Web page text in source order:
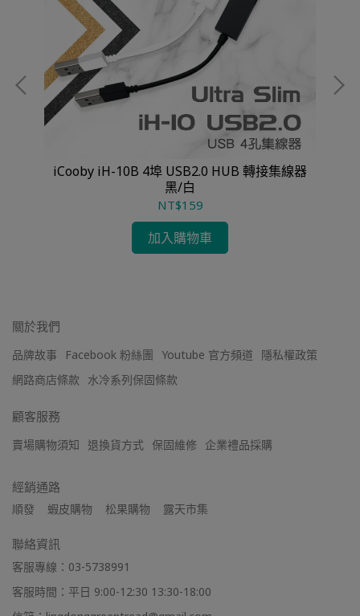
iCooby iH-10B 4埠 USB2.0 HUB 轉接集線器
黑/白
NT$159
加入購物車
關於我們
品牌故事 Facebook 粉絲團 Youtube 官方頻道
隱私權政策
網路商店條款
水冷系列保固條款
顧客服務
賣場購物須知 退換貨方式 保固維修 企業禮品採購
經銷通路
順發    蝦皮購物    松果購物    露天市集
聯絡資訊
客服專線：03-5738991
客服時間：平日 9:00-12:30 13:30-18:00